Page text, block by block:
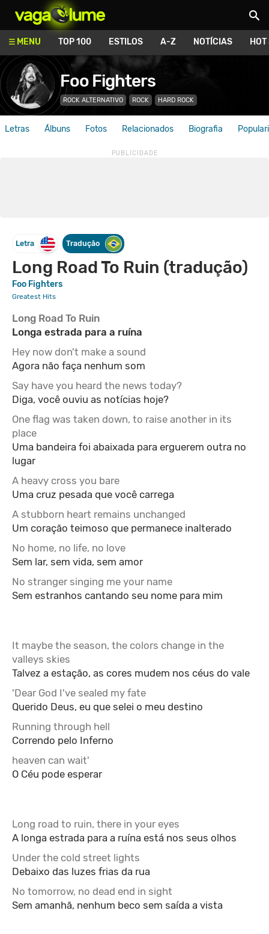
MENU TOP 100 ESTILOS A-Z NOTÍCIAS
Foo Fighters
ROCK ALTERNATIVO ROCK HARD ROCK
Letras Álbuns Fotos Relacionados Biografia
Letra Tradução
Long Road To Ruin (tradução)
Foo Fighters
Greatest Hits
Longa estrada para a ruína
Agora não faça nenhum som
Diga, você ouviu as notícias hoje?
Uma bandeira foi abaixada para erguerem outra no
lugar
Uma cruz pesada que você carrega
Um coração teimoso que permanece inalterado
Sem lar, sem vida, sem amor
Sem estranhos cantando seu nome para mim
Talvez a estação, as cores mudem nos céus do vale
Querido Deus, eu que selei o meu destino
Correndo pelo Inferno
O Céu pode esperar
A longa estrada para a ruína está nos seus olhos
Debaixo das luzes frias da rua
Sem amanhã, nenhum beco sem saída a vista
Long Road To Ruin
Hey now don't make a sound
Say have you heard the news today?
One flag was taken down, to raise another in its
place
A heavy cross you bare
A stubborn heart remains unchanged
No home, no life, no love
No stranger singing me your name
It maybe the season, the colors change in the
valleys skies
'Dear God I've sealed my fate
Running through hell
heaven can wait'
Long road to ruin, there in your eyes
Under the cold street lights
No tomorrow, no dead end in sight